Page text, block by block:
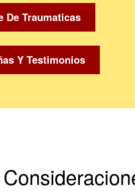
De Traumaticas
Y Testimonios